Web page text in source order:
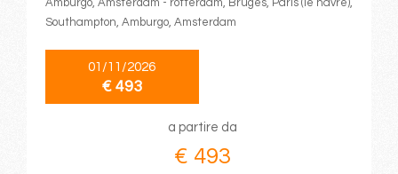
Amburgo, Amsterdam - rotterdam, Bruges, Paris (le havre),
Southampton, Amburgo, Amsterdam
01/11/2026
€ 493
a partire da
€ 493